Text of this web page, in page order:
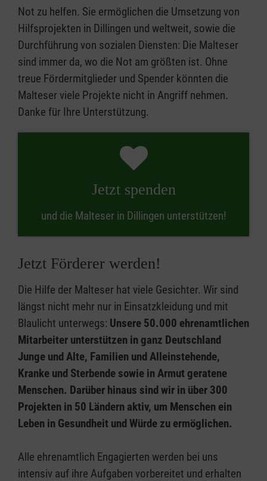
Not zu helfen. Sie ermöglichen die Umsetzung von
Hilfsprojekten in Dillingen und weltweit, sowie die
Durchführung von sozialen Diensten: Die Malteser
sind immer da, wo die Not am größten ist. Ohne
treue Fördermitglieder und Spender könnten die
Malteser viele Projekte nicht in Angriff nehmen.
Danke für Ihre Unterstützung.
Jetzt spenden
und die Malteser in Dillingen unterstützen!
Jetzt Förderer werden!
Die Hilfe der Malteser hat viele Gesichter. Wir sind
längst nicht mehr nur in Einsatzkleidung und mit
Blaulicht unterwegs: Unsere 50.000 ehrenamtlichen
Mitarbeiter unterstützen in ganz Deutschland
Junge und Alte, Familien und Alleinstehende,
Kranke und Sterbende sowie in Armut geratene
Menschen. Darüber hinaus sind wir in über 300
Projekten in 50 Ländern aktiv, um Menschen ein
Leben in Gesundheit und Würde zu ermöglichen.
Alle ehrenamtlich Engagierten werden bei uns
intensiv auf ihre Aufgaben vorbereitet und erhalten